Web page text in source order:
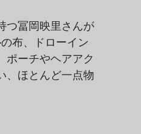
つ冨岡映里さんが
布、ドローイン
ポーチやヘアアク
、ほとんど一点物